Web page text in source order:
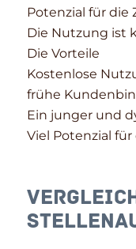
Potenzial für die
Die Nutzung ist
Die Vorteile
Kostenlose
frühe
Ein junger und
Viel Potenzial